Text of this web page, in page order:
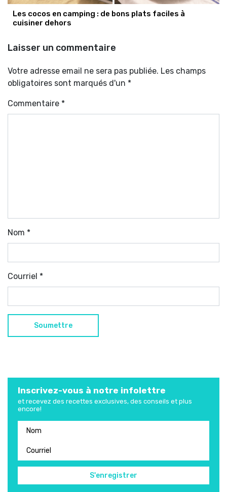
Les cocos en camping : de bons plats faciles à
cuisiner dehors
Laisser un commentaire
Votre adresse email ne sera pas publiée. Les champs
obligatoires sont marqués d'un *
Commentaire *
Nom *
Courriel *
Inscrivez-vous à notre infolettre
et recevez des recettes exclusives, des conseils et plus
encore!